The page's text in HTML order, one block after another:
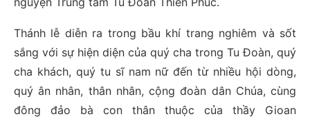
Thánh lễ diễn ra trong bầu khí trang nghiêm và sốt
sắng với sự hiện diện của quý cha trong Tu Đoàn, quý
cha khách, quý tu sĩ nam nữ đến từ nhiều hội dòng,
quý ân nhân, thân nhân, cộng đoàn dân Chúa, cùng
đông đảo bà con thân thuộc của thầy Gioan